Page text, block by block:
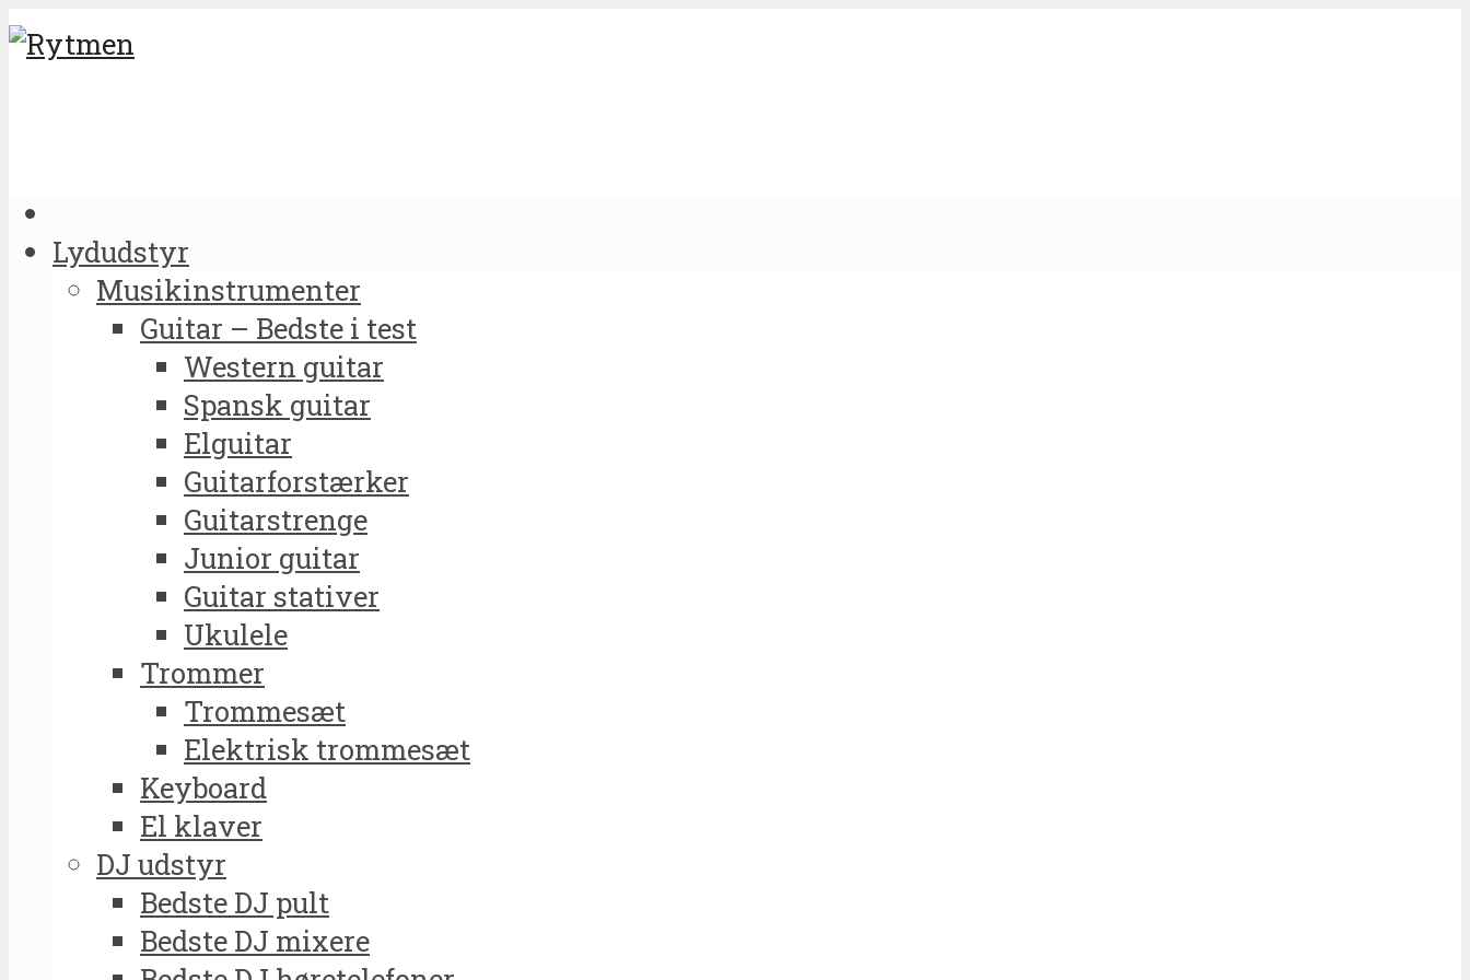
Lydudstyr
Musikinstrumenter
Guitar – Bedste i test
Western guitar
Spansk guitar
Elguitar
Guitarforstærker
Guitarstrenge
Junior guitar
Guitar stativer
Ukulele
Trommer
Trommesæt
Elektrisk trommesæt
Keyboard
El klaver
DJ udstyr
Bedste DJ pult
Bedste DJ mixere